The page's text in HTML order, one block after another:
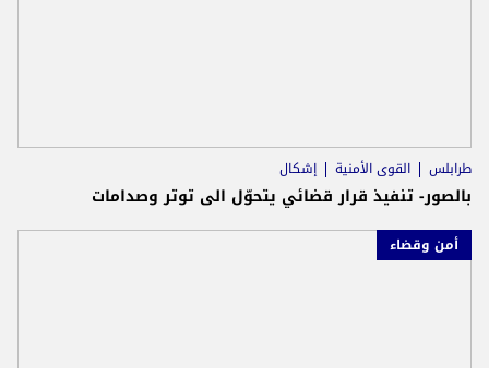
طرابلس القوى الأمنية إشكال
بالصور- تنفيذ قرار قضائي يتحوّل الى توتر وصدامات
أمن وقضاء